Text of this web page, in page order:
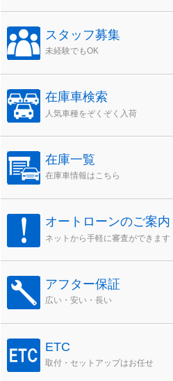
スタッフ募集
未経験でもOK
在庫車検索
人気車種をぞくぞく入荷
在庫一覧
在庫車情報はこちら
オートローンのご案内
ネットから手軽に審査ができます
アフター保証
広い・安い・長い
ETC
取付・セットアップはお任せ